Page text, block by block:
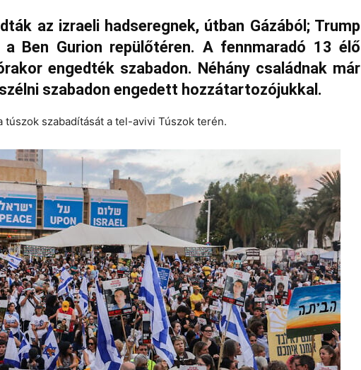
az izraeli hadseregnek, útban Gázából; Trump
a Ben Gurion repülőtéren. A fennmaradó 13 élő
engedték szabadon. Néhány családnak már
szabadon engedett hozzátartozójukkal.
szabadítását a tel-avivi Túszok terén.